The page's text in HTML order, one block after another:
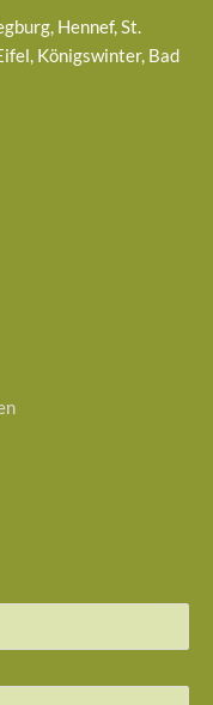
Hennef, St.
Königswinter, Bad